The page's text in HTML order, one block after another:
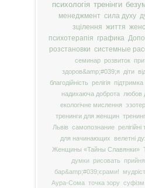
психологія тренінги
менеджмент сила духу
зцілення життя
психотерапія графика
розстановки системные
семинар розвиток
здоров&amp;#039;я
діти
благодійність
релігія підтримка
надихаюча доброта
любов
екологічне мислення
тренинги для женщин тренинг
Львів самопознание
для начинающих
велетні
Женщины «Тайны Славянки»
думки
рисовать
бар&amp;#039;єрами!
Аура-Сома точка зору суфізм